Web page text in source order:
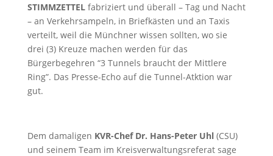
STIMMZETTELfabriziert und überall – Tag und Nacht
– an Verkehrsampeln, in Briefkästen und an Taxis
verteilt, weil die Münchner wissen sollten, wo sie
drei (3) Kreuze machen werden für das
Bürgerbegehren “3 Tunnels braucht der Mittlere
Ring”. Das Presse-Echo auf die Tunnel-Atktion war
gut.
Dem damaligen KVR-Chef Dr. Hans-Peter Uhl(CSU)
und seinem Team im Kreisverwaltungsreferat sage